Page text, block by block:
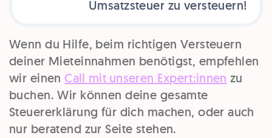
Umsatzsteuer zu versteuern!
Wenn du Hilfe, beim richtigen Versteuern
deiner Mieteinnahmen benötigst, empfehlen
wir einen Call mit unseren Expert:innen zu
buchen. Wir können deine gesamte
Steuererklärung für dich machen, oder auch
nur beratend zur Seite stehen.